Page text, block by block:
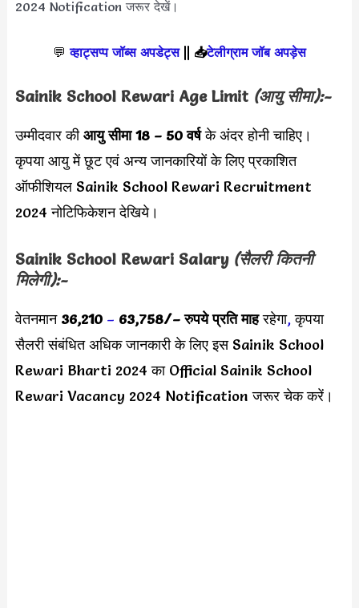
2024 Notification जरूर देखें।
💬 व्हाट्सप्प जॉब्स अपडेट्स|| 📥टेलीग्राम जॉब अपड़ेस
Sainik School Rewari Age Limit (आयु सीमा):-
उम्मीदवार कीआयु सीमा 18 – 50 वर्षके अंदर होनी चाहिए।
कृपया आयु में छूट एवं अन्य जानकारियों के लिए प्रकाशित
ऑफीशियल Sainik School Rewari Recruitment
2024 नोटिफिकेशन देखिये।
Sainik School Rewari Salary (सैलरी कितनी
मिलेगी):-
वेतनमान 36,210 – 63,758/– रुपये प्रति माहरहेगा, कृपया
सैलरी संबंधित अधिक जानकारी के लिए इस Sainik School
Rewari Bharti 2024 का Official Sainik School
Rewari Vacancy 2024 Notification जरूर चेक करें।